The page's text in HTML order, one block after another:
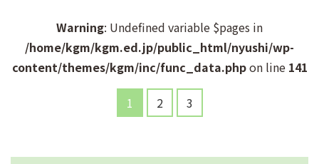
Warning: Undefined variable $pages in
/home/kgm/kgm.ed.jp/public_html/nyushi/wp-
content/themes/kgm/inc/func_data.phpon line 141
1 2 3